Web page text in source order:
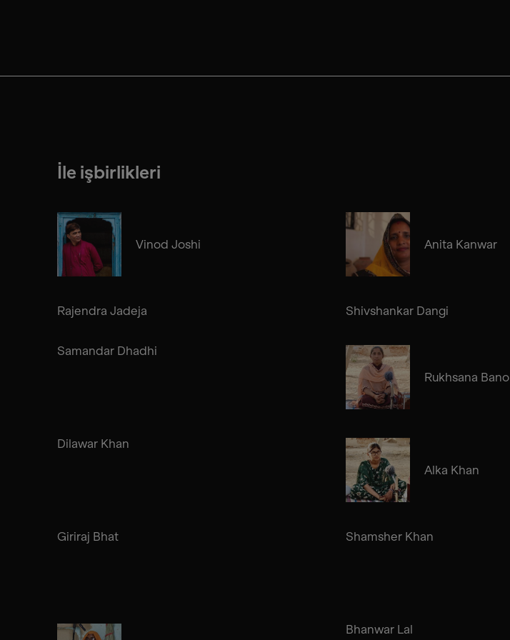
İle işbirlikleri
Vinod Joshi Anita Kanwar
Rajendra Jadeja Shivshankar Dangi
Samandar Dhadhi
Rukhsana Bano
Dilawar Khan
Alka Khan
Giriraj Bhat
Shamsher Khan
Bhanwar Lal